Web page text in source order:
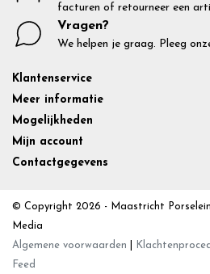
facturen of retourneer een
Vragen?
We helpen je graag. Pleeg
Klantenservice
Meer informatie
Mogelijkheden
Mijn account
Contactgegevens
© Copyright 2026 - Maastricht
Media
Algemene voorwaarden
Feed